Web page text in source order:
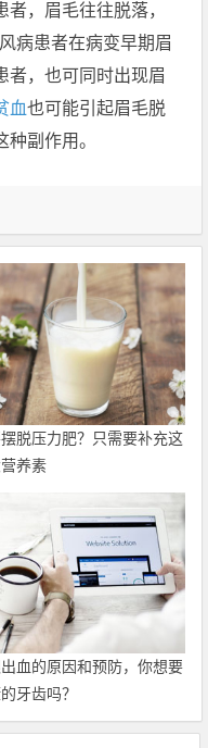
，眉毛往往脱落，
病患者在病变早期眉
者，也可同时出现眉
血也可能引起眉毛脱
种副作用。
脱压力肥？只需要补充这
养素
血的原因和预防，你想要
牙齿吗？